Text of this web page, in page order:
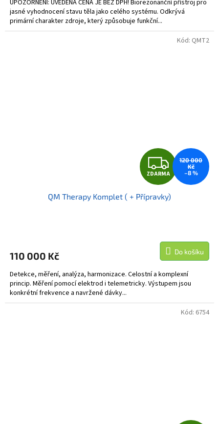
UPOZORNĚNÍ: UVEDENÁ CENA JE BEZ DPH! Biorezonanční přístroj pro
jasné vyhodnocení stavu těla jako celého systému. Odkrývá
primární charakter zdroje, který způsobuje funkční...
Z
D
A
M
A
ZDARMA
120 000
Kč
–8 %
QM Therapy Komplet ( + Přípravky)
110 000 Kč Do košíku
Detekce, měření, analýza, harmonizace. Celostní a komplexní
princip. Měření pomocí elektrod i telemetricky. Výstupem jsou
konkrétní frekvence a navržené dávky...
Kód: QMT2
Kód: 6754